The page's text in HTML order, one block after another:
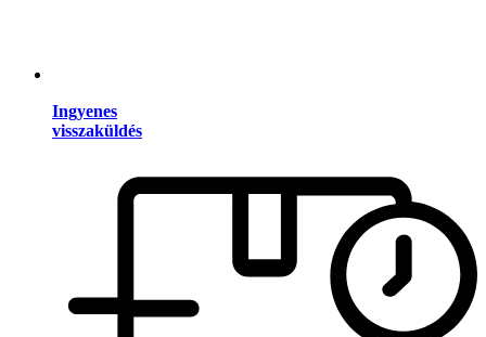
Ingyenes
visszaküldés